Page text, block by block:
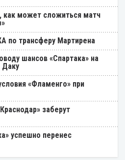
как может сложиться матч
по трансферу Мартирена
шансов «Спартака» на
Даку
«Фламенго» при
заберут
успешно перенес